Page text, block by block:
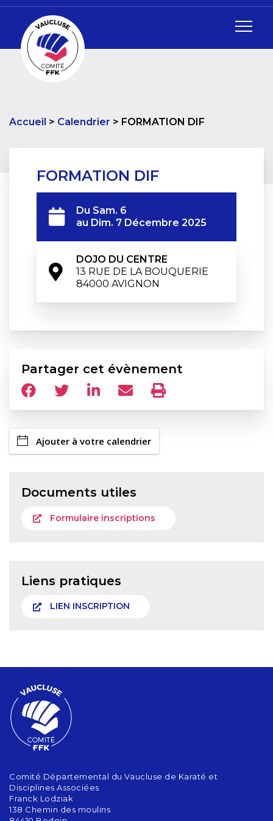
Accueil Calendrier FORMATION DIF
FORMATION DIF
Du Sam. 6
au Dim. 7 Décembre 2025
DOJO DU CENTRE
13 RUE DE LA BOUQUERIE
84000 AVIGNON
Partager cet évènement
Ajouter à votre calendrier
Documents utiles
Formulaire inscriptions
Liens pratiques
LIEN INSCRIPTION
Comité Départemental du Vaucluse de Karaté et
Disciplines Associées
Franck Lodziak
138 Chemin des moulins